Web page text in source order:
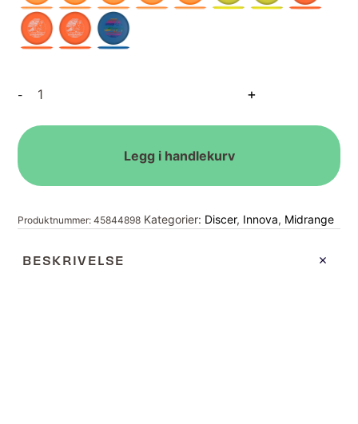
-
Roc3
+
Legg i handlekurv
Produktnummer:45844898 Kategorier: Discer, Innova, Midrange
BESKRIVELSE